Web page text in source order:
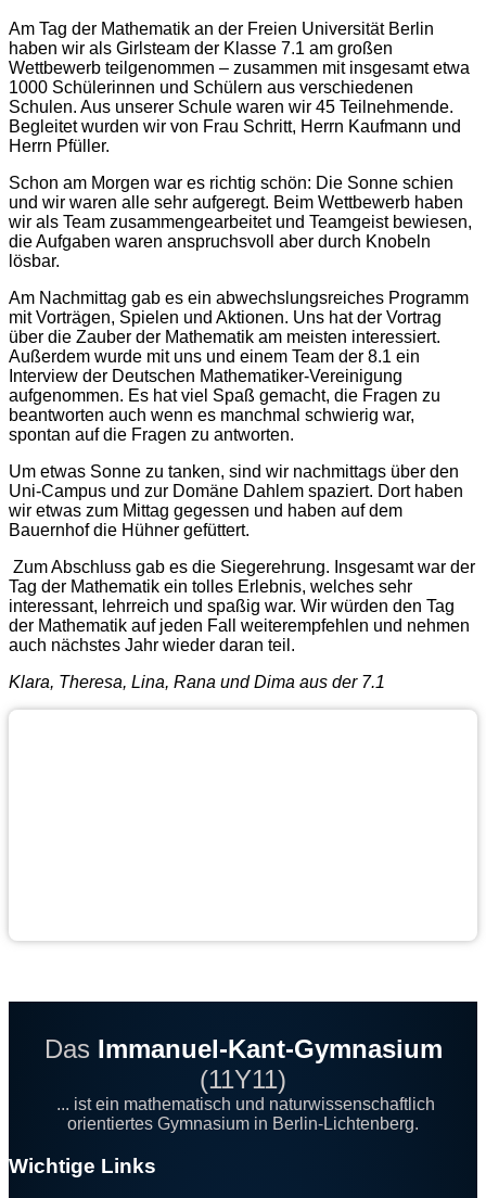
Am Tag der Mathematik an der Freien Universität Berlin
haben wir als Girlsteam der Klasse 7.1 am großen
Wettbewerb teilgenommen – zusammen mit insgesamt etwa
1000 Schülerinnen und Schülern aus verschiedenen
Schulen. Aus unserer Schule waren wir 45 Teilnehmende.
Begleitet wurden wir von Frau Schritt, Herrn Kaufmann und
Herrn Pfüller.
Schon am Morgen war es richtig schön: Die Sonne schien
und wir waren alle sehr aufgeregt. Beim Wettbewerb haben
wir als Team zusammengearbeitet und Teamgeist bewiesen,
die Aufgaben waren anspruchsvoll aber durch Knobeln
lösbar.
Am Nachmittag gab es ein abwechslungsreiches Programm
mit Vorträgen, Spielen und Aktionen. Uns hat der Vortrag
über die Zauber der Mathematik am meisten interessiert.
Außerdem wurde mit uns und einem Team der 8.1 ein
Interview der Deutschen Mathematiker-Vereinigung
aufgenommen. Es hat viel Spaß gemacht, die Fragen zu
beantworten auch wenn es manchmal schwierig war,
spontan auf die Fragen zu antworten.
Um etwas Sonne zu tanken, sind wir nachmittags über den
Uni-Campus und zur Domäne Dahlem spaziert. Dort haben
wir etwas zum Mittag gegessen und haben auf dem
Bauernhof die Hühner gefüttert.
Zum Abschluss gab es die Siegerehrung. Insgesamt war der
Tag der Mathematik ein tolles Erlebnis, welches sehr
interessant, lehrreich und spaßig war. Wir würden den Tag
der Mathematik auf jeden Fall weiterempfehlen und nehmen
auch nächstes Jahr wieder daran teil.
Klara, Theresa, Lina, Rana und Dima aus der 7.1
Das Immanuel-Kant-Gymnasium
(11Y11)
... ist ein mathematisch und naturwissenschaftlich
orientiertes Gymnasium in Berlin-Lichtenberg.
Footer
Wichtige Links